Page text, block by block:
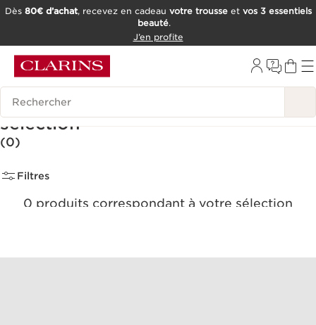
OUTIL D'ACCESSIBILITÉ
Dès 80€ d’achat, recevez en cadeau votre trousseet vos 3 essentiels
beauté.
J’en profite
Historique des recherches
Ventes Privées | -30% sur une
sélection
(0)
Filtres
0 produits correspondant à votre sélection